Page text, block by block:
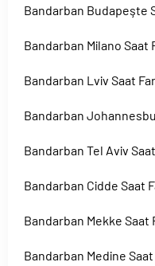
Bandarban Budapeşte
Bandarban Milano Saat
Bandarban Lviv Saat
Bandarban
Bandarban Tel Aviv Saat
Bandarban Cidde Saat
Bandarban Mekke Saat
Bandarban Medine Saat